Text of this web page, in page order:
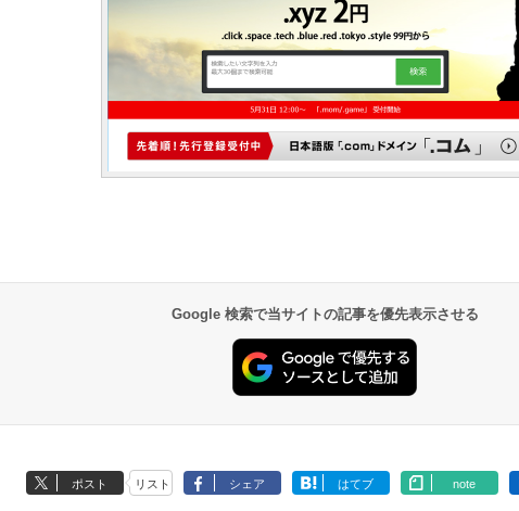
Google 検索で当サイトの記事を優先表示させる
ポスト リスト シェア はてブ note